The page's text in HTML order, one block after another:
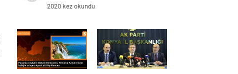
2020 kez okundu